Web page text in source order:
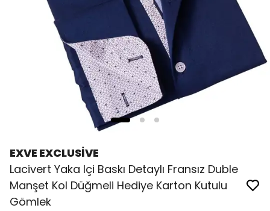
EXVE EXCLUSİVE
Lacivert Yaka Içi Baskı Detaylı Fransız Duble
Manşet Kol Düğmeli Hediye Karton Kutulu
Gömlek